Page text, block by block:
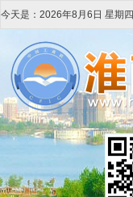
今天是： 2026年8 月 6 日 星期四